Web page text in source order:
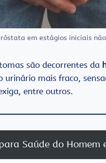
em estágios iniciais
são decorrentes da
mais fraco,
entre outros.
Saúde do